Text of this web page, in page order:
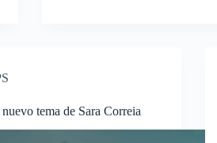
tema de Sara Correia